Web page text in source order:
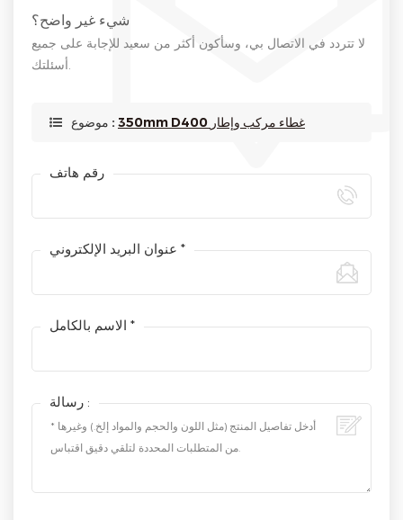
شيء غير واضح؟
لا تتردد في الاتصال بي، وسأكون أكثر من سعيد للإجابة على جميع
موضوع : 350mm D400 غطاء مركب وإطار
رقم هاتف
عنوان البريد الإلكتروني *
الاسم بالكامل *
رسالة :